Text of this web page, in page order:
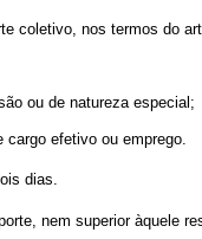
coletivo, nos termos do
ou de natureza especial;
efetivo ou emprego.
dias.
nem superior àquele